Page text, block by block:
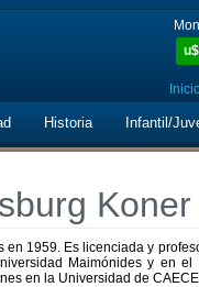
u$
Historia Infantil/
Koner
en 1959. Es licenciada y
Maimónides y en
en la Universidad de